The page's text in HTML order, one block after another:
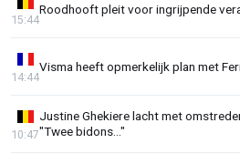
Roodhooft pleit voor ingrijpende
15:44
Visma heeft opmerkelijk plan met
14:44
Justine Ghekiere lacht met
"Twee bidons..."
10:47